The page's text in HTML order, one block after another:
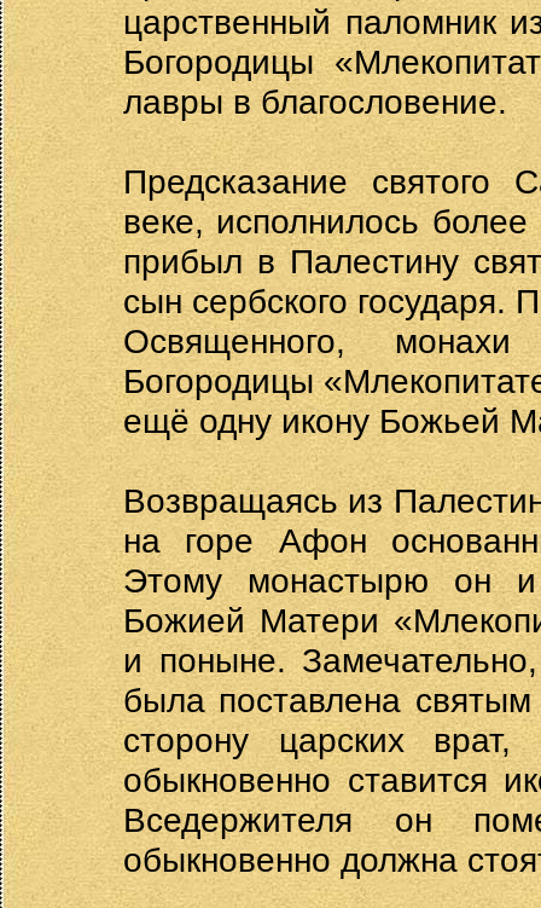
царственный паломник
Богородицы
лавры в благословение.
Предсказание святого
веке, исполнилось
прибыл в Палестину
сын сербского государя.
Освященного,
Богородицы
ещё одну икону Божьей
Возвращаясь из
на горе Афон
Этому монастырю он и
Божией Матери
и поныне.
была поставлена
сторону царских
обыкновенно ставится
Вседержителя он
обыкновенно должна